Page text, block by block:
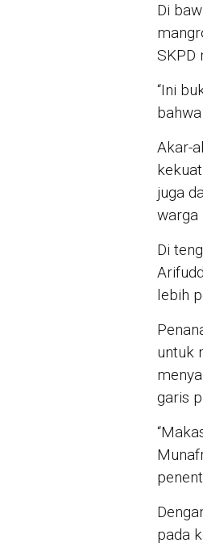
Di
SKPD
“Ini
Akar-
juga
warga
Di
lebih
untuk
garis
pada